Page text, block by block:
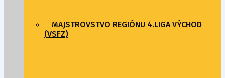
MAJSTROVSTVO REGIÓNU 4.LIGA VÝCHOD
(VSFZ)